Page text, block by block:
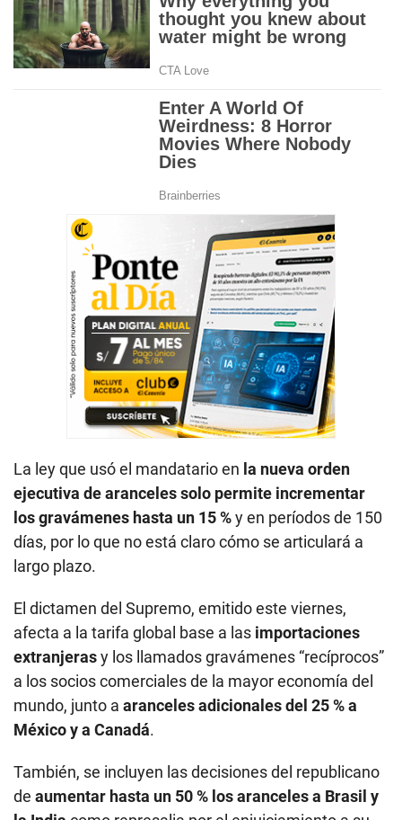
La ley que usó el mandatario en la nueva orden
ejecutiva de aranceles solo permite incrementar
los gravámenes hasta un 15 %y en períodos de 150
días, por lo que no está claro cómo se articulará a
largo plazo.
El dictamen del Supremo, emitido este viernes,
afecta a la tarifa global base a las importaciones
extranjerasy los llamados gravámenes “recíprocos”
a los socios comerciales de la mayor economía del
mundo, junto a aranceles adicionales del 25 % a
México y a Canadá.
También, se incluyen las decisiones del republicano
de aumentar hasta un 50 % los aranceles a Brasil y